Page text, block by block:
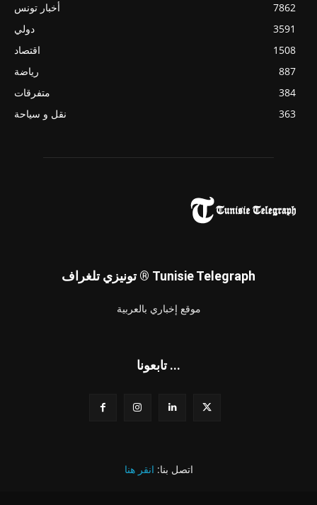
أخبار تونس
7862
دولي
3591
اقتصاد
1508
رياضة
887
متفرقات
384
نقل و سياحة
363
تونيزي تلغراف ® Tunisie Telegraph
موقع إخباري بالعربية
تابعونا ...
اتصل بنا: انقر هنا